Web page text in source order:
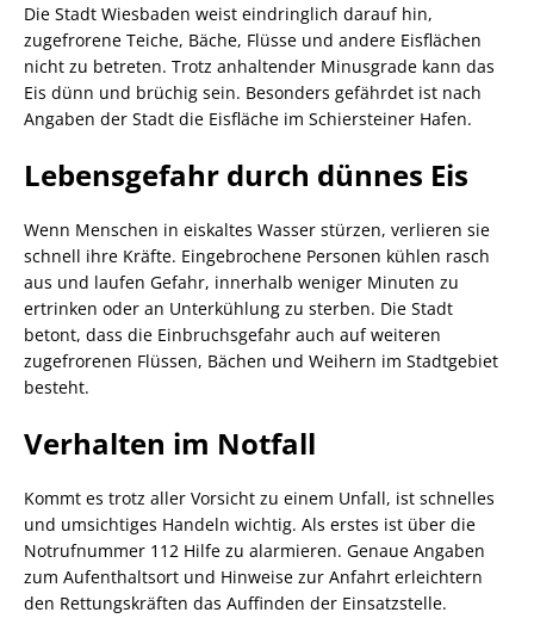
Die Stadt Wiesbaden weist eindringlich darauf hin,
zugefrorene Teiche, Bäche, Flüsse und andere Eisflächen
nicht zu betreten. Trotz anhaltender Minusgrade kann das
Eis dünn und brüchig sein. Besonders gefährdet ist nach
Angaben der Stadt die Eisfläche im Schiersteiner Hafen.
Lebensgefahr durch dünnes Eis
Wenn Menschen in eiskaltes Wasser stürzen, verlieren sie
schnell ihre Kräfte. Eingebrochene Personen kühlen rasch
aus und laufen Gefahr, innerhalb weniger Minuten zu
ertrinken oder an Unterkühlung zu sterben. Die Stadt
betont, dass die Einbruchsgefahr auch auf weiteren
zugefrorenen Flüssen, Bächen und Weihern im Stadtgebiet
besteht.
Verhalten im Notfall
Kommt es trotz aller Vorsicht zu einem Unfall, ist schnelles
und umsichtiges Handeln wichtig. Als erstes ist über die
Notrufnummer 112 Hilfe zu alarmieren. Genaue Angaben
zum Aufenthaltsort und Hinweise zur Anfahrt erleichtern
den Rettungskräften das Auffinden der Einsatzstelle.